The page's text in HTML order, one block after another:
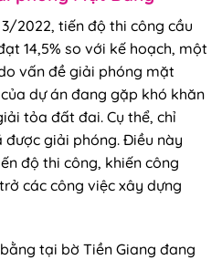
2022, tiến độ thi công cầu
14,5% so với kế hoạch, một
vấn đề giải phóng mặt
dự án đang gặp khó khăn
tỏa đất đai. Cụ thể, chỉ
giải phóng. Điều này
độ thi công, khiến công
các công việc xây dựng
tại bờ Tiền Giang đang